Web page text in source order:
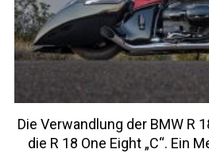
Die Verwandlung der BMW R
die R 18 One Eight „C“. Ein